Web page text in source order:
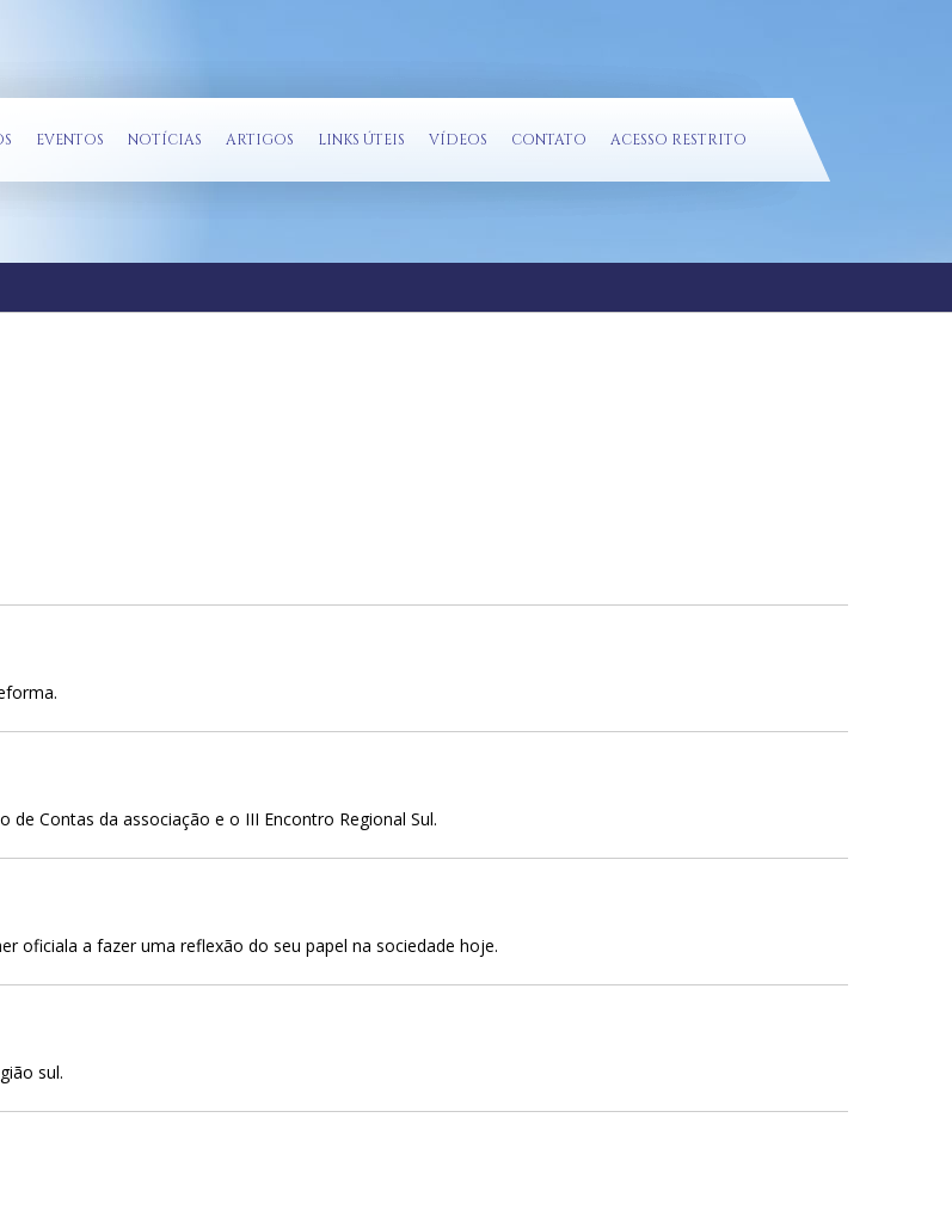
EVENTOS NOTÍCIAS ARTIGOS LINKS ÚTEIS VÍDEOS CONTATO ACESSO RESTRITO
Contas da associação e o III Encontro Regional Sul.
oficiala a fazer uma reflexão do seu papel na sociedade hoje.
sul.